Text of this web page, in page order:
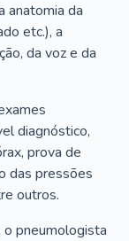
anatomia da
etc.), a
da voz e da
diagnóstico,
prova de
das pressões
outros.
o pneumologista